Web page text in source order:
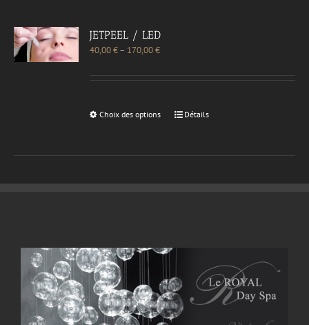
JETPEEL / LED
40,00€– 170,00€
Choix des options Détails